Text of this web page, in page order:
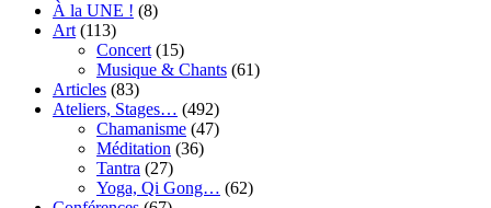
À la UNE ! (8)
Art (113)
Concert (15)
Musique & Chants (61)
Articles (83)
Ateliers, Stages… (492)
Chamanisme (47)
Méditation (36)
Tantra (27)
Yoga, Qi Gong… (62)